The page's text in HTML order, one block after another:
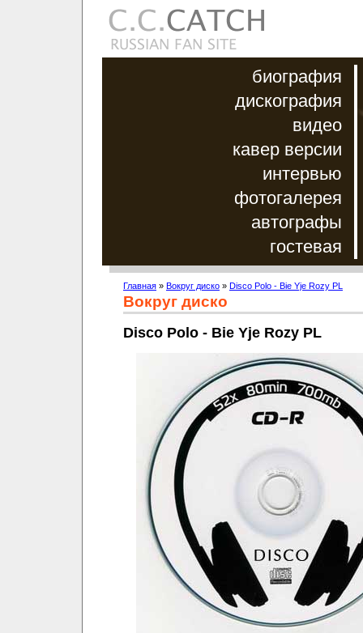
биография
дискография
видео
кавер версии
интервью
фотогалерея
автографы
гостевая
Главная » Вокруг диско » Disco Polo - Bie Yje Rozy PL
Вокруг диско
Disco Polo - Bie Yje Rozy PL